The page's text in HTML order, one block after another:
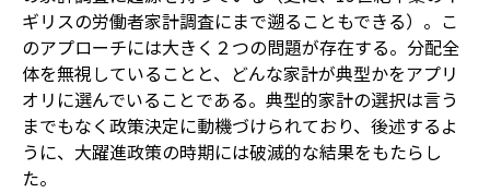
ギリスの労働者家計調査にまで遡ることもできる）。こ
のアプローチには大きく２つの問題が存在する。分配全
体を無視していることと、どんな家計が典型かをアプリ
オリに選んでいることである。典型的家計の選択は言う
までもなく政策決定に動機づけられており、後述するよ
うに、大躍進政策の時期には破滅的な結果をもたらし
た。